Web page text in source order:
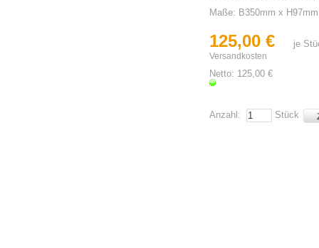
Maße: B350mm x
125,00 € je
Versandkosten
Netto: 125,00 €
Anzahl: Stück